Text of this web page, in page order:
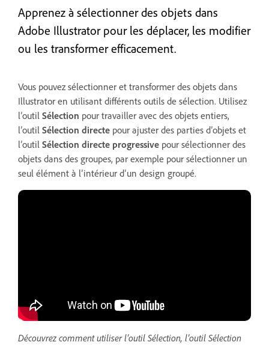
Apprenez à sélectionner des objets dans
Adobe Illustrator pour les déplacer, les modifier
ou les transformer efficacement.
Vous pouvez sélectionner et transformer des objets dans
Illustrator en utilisant différents outils de sélection. Utilisez
l’outil Sélection pour travailler avec des objets entiers,
l’outil Sélection directe pour ajuster des parties d’objets et
l’outil Sélection directe progressive pour sélectionner des
objets dans des groupes, par exemple pour sélectionner un
seul élément à l’intérieur d’un design groupé.
Découvrez comment utiliser l’outil Sélection, l’outil Sélection